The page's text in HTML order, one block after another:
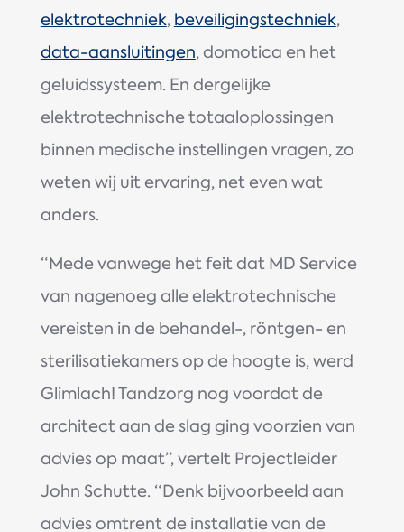
elektrotechniek, beveiligingstechniek,
data-aansluitingen, domotica en het
geluidssysteem. En dergelijke
elektrotechnische totaaloplossingen
binnen medische instellingen vragen, zo
weten wij uit ervaring, net even wat
anders.
“Mede vanwege het feit dat MD Service
van nagenoeg alle elektrotechnische
vereisten in de behandel-, röntgen- en
sterilisatiekamers op de hoogte is, werd
Glimlach! Tandzorg nog voordat de
architect aan de slag ging voorzien van
advies op maat”, vertelt Projectleider
John Schutte. “Denk bijvoorbeeld aan
advies omtrent de installatie van de